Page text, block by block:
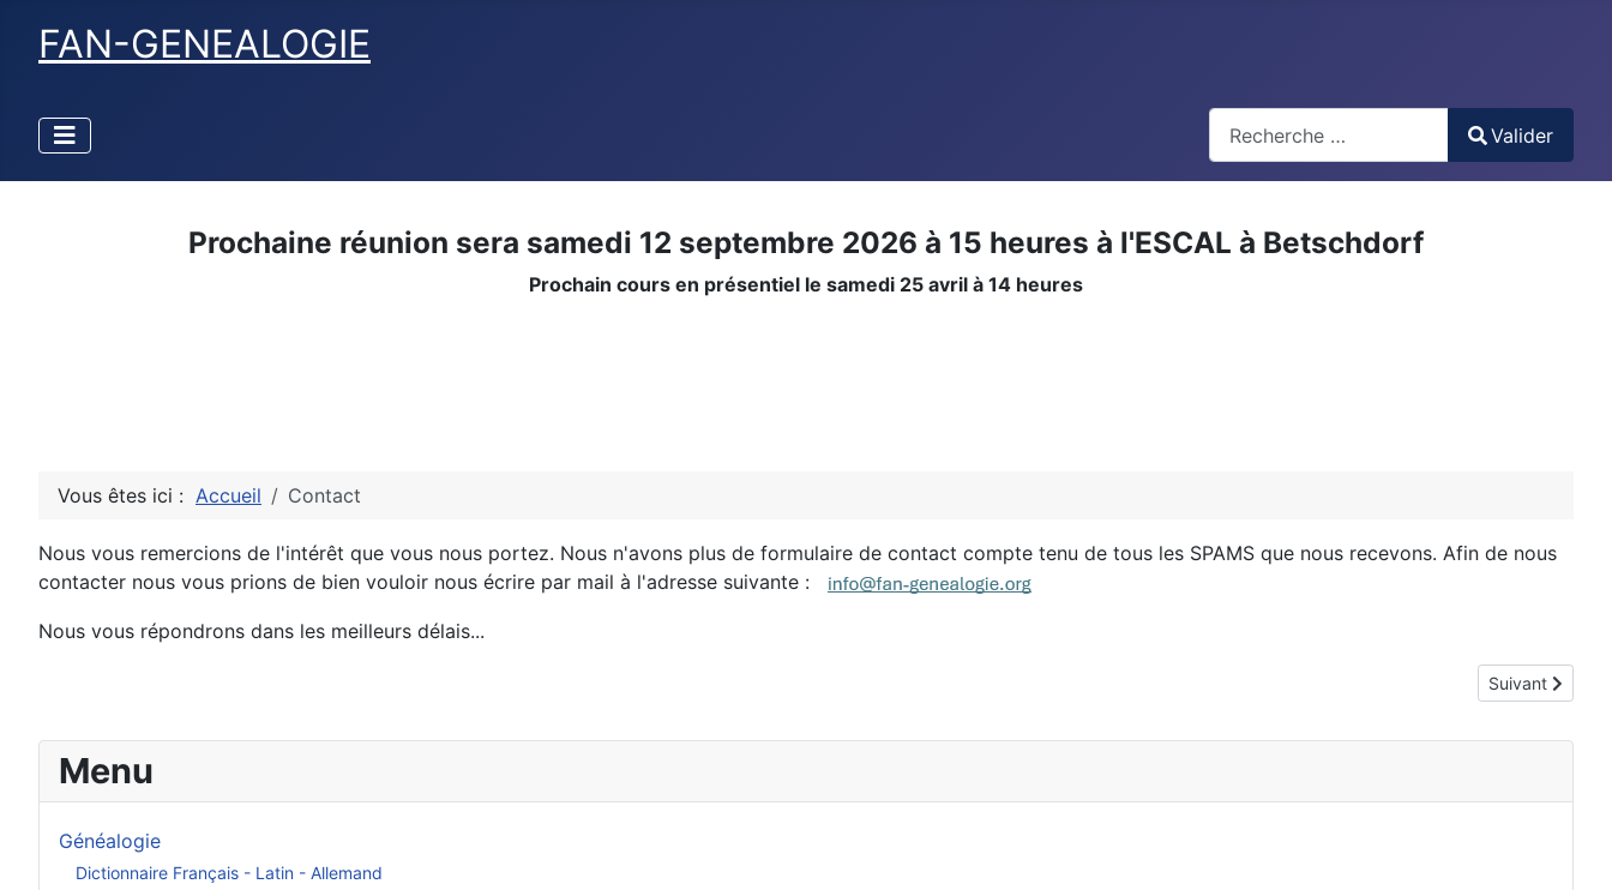
FAN-GENEALOGIE
Type 2 or more characters for results.
Valider
Prochaine réunion sera samedi 12 septembre 2026 à 15 heures à l'ESCAL à Betschdorf
Prochain cours en présentiel le samedi 25 avril à 14 heures
Vous êtes ici : Accueil Contact
Nous vous remercions de l'intérêt que vous nous portez. Nous n'avons plus de formulaire de contact compte tenu de tous les SPAMS que nous recevons. Afin de nous
contacter nous vous prions de bien vouloir nous écrire par mail à l'adresse suivante :
Nous vous répondrons dans les meilleurs délais...
Article suivant
Suivant
Menu
Généalogie
Dictionnaire Français - Latin - Allemand